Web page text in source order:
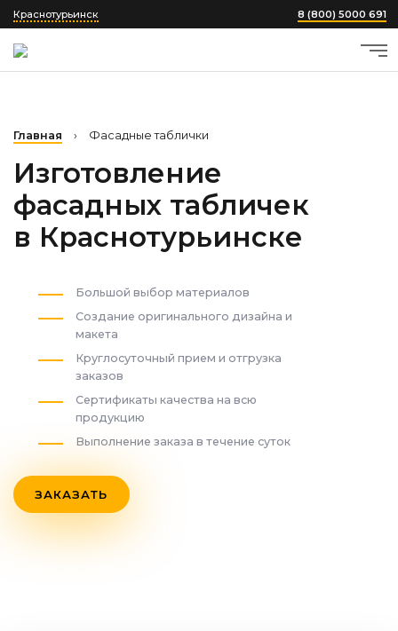
Краснотурьинск 8 (800) 5000 691
Главная › Фасадные таблички
Изготовление
фасадных табличек
в Краснотурьинске
Большой выбор материалов
Создание оригинального дизайна и
макета
Круглосуточный прием и отгрузка
заказов
Сертификаты качества на всю
продукцию
Выполнение заказа в течение суток
ЗАКАЗАТЬ